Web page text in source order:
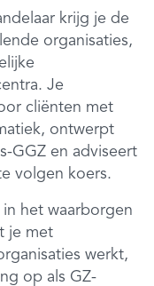
krijg je de
organisaties,
Je
cliënten met
ontwerpt
GGZ en adviseert
volgen koers.
het waarborgen
je met
werkt,
op als GZ-